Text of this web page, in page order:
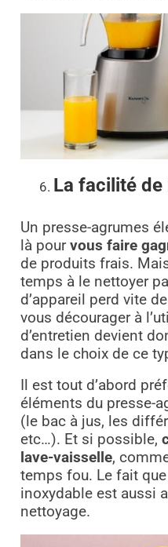
La facilité
Un presse-agrumes
là pourvous faire
de produits frais.
temps à le nettoyer
d’appareil perd vite
vous décourager à
d’entretien devient
dans le choix de ce
Il est tout d’abord
éléments du presse-
(le bac à jus, les
etc…). Et si possible,
lave-vaisselle,
temps fou. Le fait
inoxydable est aussi
nettoyage.